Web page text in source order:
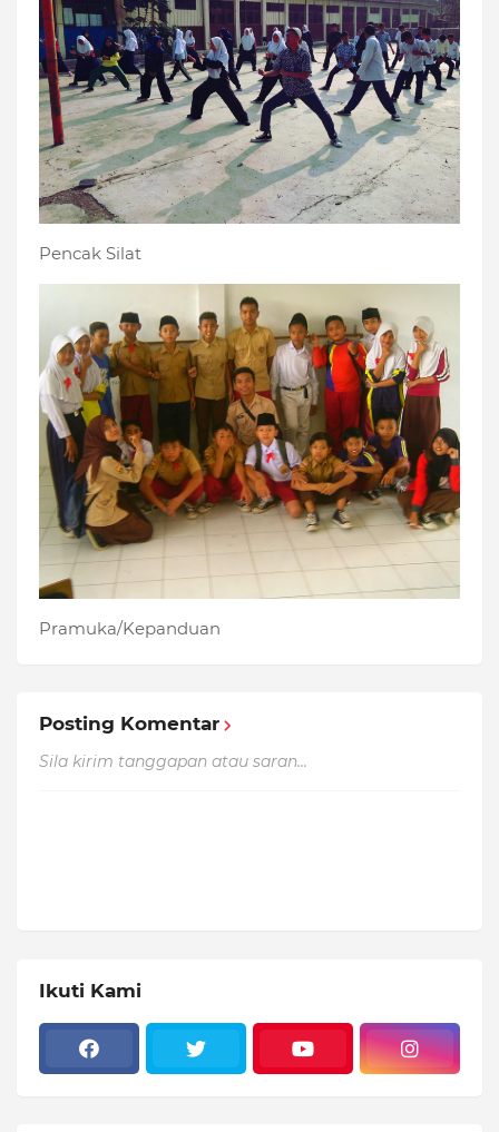
Pencak Silat
Pramuka/Kepanduan
Posting Komentar
Sila kirim tanggapan atau saran...
Ikuti Kami